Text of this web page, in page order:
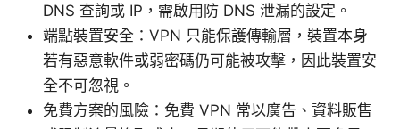
DNS 查詢或 IP，需啟用防 DNS 泄漏的設定。
端點裝置安全：VPN 只能保護傳輸層，裝置本身
若有惡意軟件或弱密碼仍可能被攻擊，因此裝置安
全不可忽視。
免費方案的風險：免費 VPN 常以廣告、資料販售